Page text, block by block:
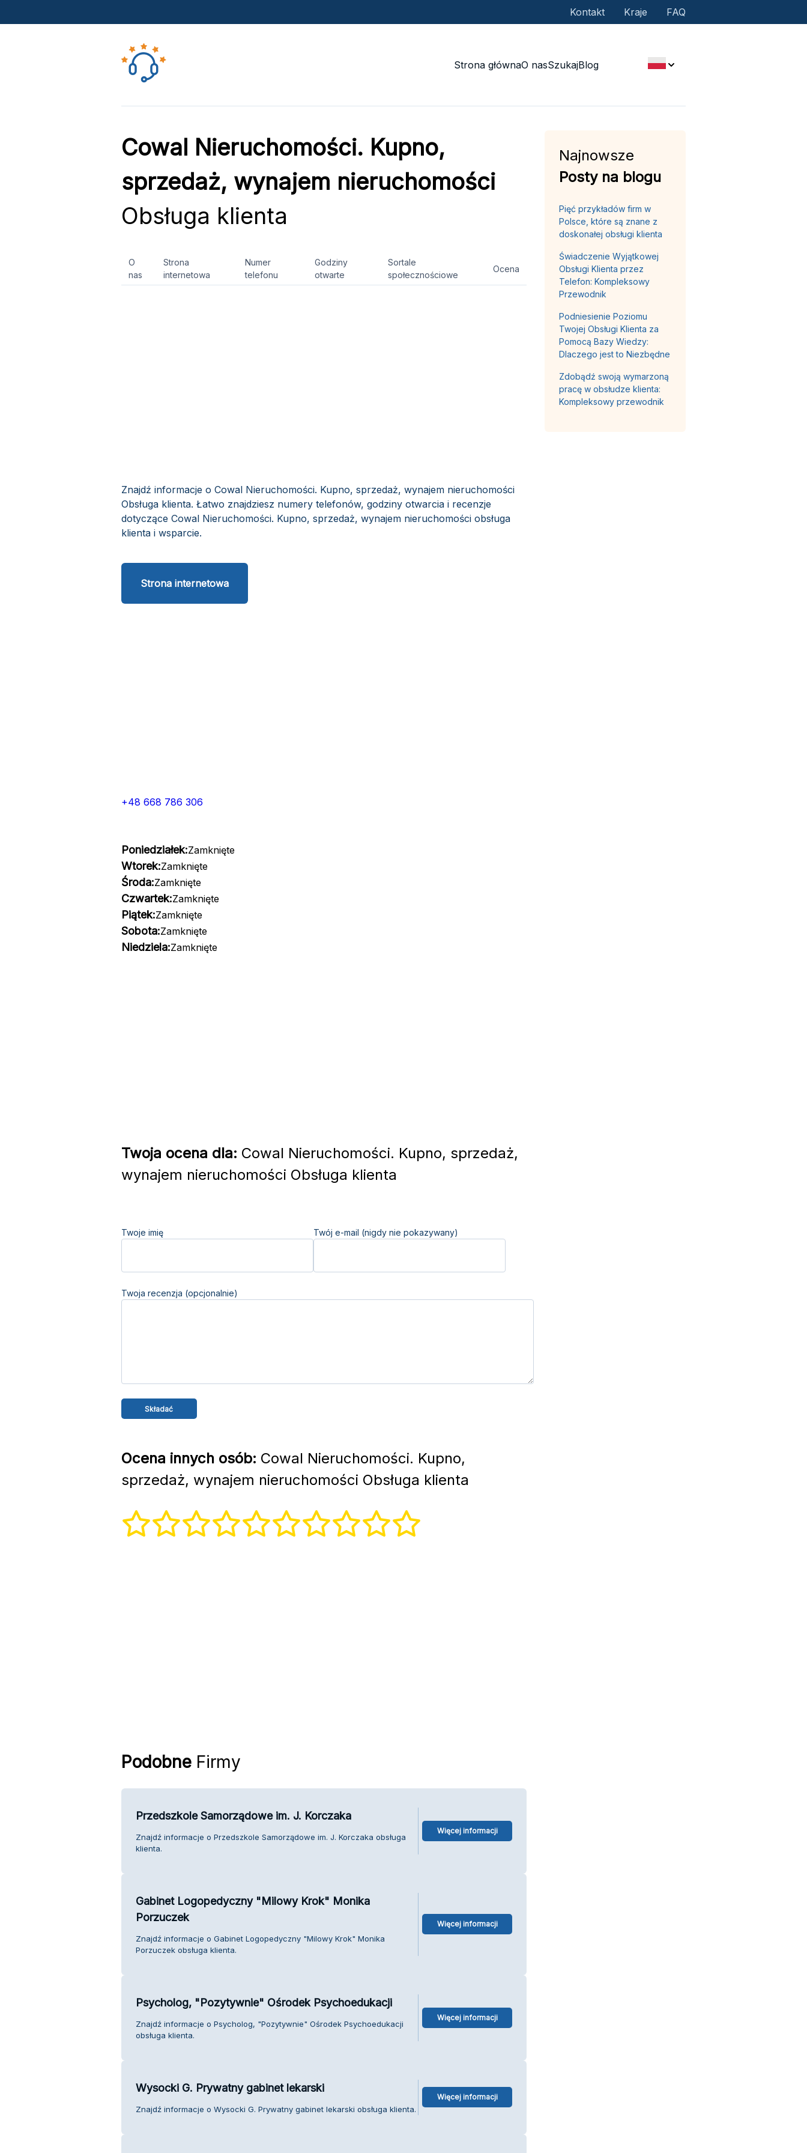
Kontakt Kraje FAQ
Strona głównaO nasSzukajBlog
Cowal Nieruchomości. Kupno,
sprzedaż, wynajem nieruchomości
Obsługa klienta
O
nas
Strona
internetowa
Numer
telefonu
Godziny
otwarte
Sortale
społecznościowe
Ocena
Znajdź informacje o Cowal Nieruchomości. Kupno, sprzedaż, wynajem nieruchomości
Obsługa klienta. Łatwo znajdziesz numery telefonów, godziny otwarcia i recenzje
dotyczące Cowal Nieruchomości. Kupno, sprzedaż, wynajem nieruchomości obsługa
klienta i wsparcie.
Strona internetowa
+48 668 786 306
Poniedziałek:Zamknięte
Wtorek:Zamknięte
Środa:Zamknięte
Czwartek:Zamknięte
Piątek:Zamknięte
Sobota:Zamknięte
Niedziela:Zamknięte
Twoja ocena dla: Cowal Nieruchomości. Kupno, sprzedaż,
wynajem nieruchomości Obsługa klienta
Twoje imię Twój e-mail (nigdy nie pokazywany)
Twoja recenzja (opcjonalnie)
Ocena innych osób: Cowal Nieruchomości. Kupno,
sprzedaż, wynajem nieruchomości Obsługa klienta
PodobneFirmy
Przedszkole Samorządowe im. J. Korczaka
Znajdź informacje o Przedszkole Samorządowe im. J. Korczaka obsługa
klienta.
Więcej informacji
Gabinet Logopedyczny "Milowy Krok" Monika
Porzuczek
Znajdź informacje o Gabinet Logopedyczny "Milowy Krok" Monika
Porzuczek obsługa klienta.
Więcej informacji
Psycholog, "Pozytywnie" Ośrodek Psychoedukacji
Znajdź informacje o Psycholog, "Pozytywnie" Ośrodek Psychoedukacji
obsługa klienta.
Więcej informacji
Wysocki G. Prywatny gabinet lekarski
Znajdź informacje o Wysocki G. Prywatny gabinet lekarski obsługa klienta.
Więcej informacji
Najnowsze
Posty na blogu
Pięć przykładów firm w
Polsce, które są znane z
doskonałej obsługi klienta
Świadczenie Wyjątkowej
Obsługi Klienta przez
Telefon: Kompleksowy
Przewodnik
Podniesienie Poziomu
Twojej Obsługi Klienta za
Pomocą Bazy Wiedzy:
Dlaczego jest to Niezbędne
Zdobądź swoją wymarzoną
pracę w obsłudze klienta:
Kompleksowy przewodnik